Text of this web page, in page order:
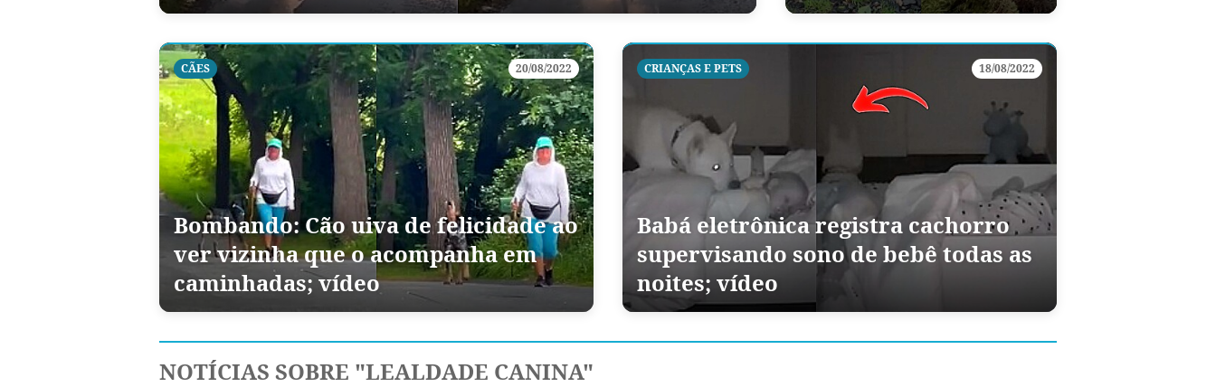
CÃES 20/08/2022
Bombando: Cão uiva de felicidade ao
ver vizinha que o acompanha em
caminhadas; vídeo
CRIANÇAS E PETS 18/08/2022
Babá eletrônica registra cachorro
supervisando sono de bebê todas as
noites; vídeo
NOTÍCIAS SOBRE "LEALDADE CANINA"